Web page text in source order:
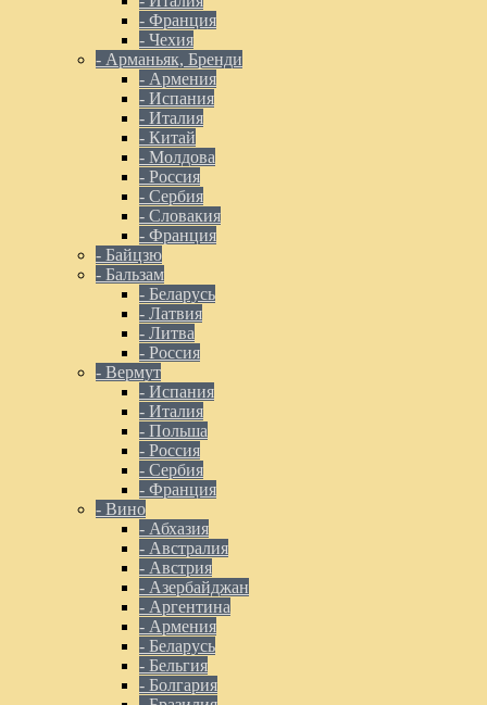
- Франция
- Чехия
- Арманьяк, Бренди
- Армения
- Испания
- Италия
- Китай
- Молдова
- Россия
- Сербия
- Словакия
- Франция
- Байцзю
- Бальзам
- Беларусь
- Латвия
- Литва
- Россия
- Вермут
- Испания
- Италия
- Польша
- Россия
- Сербия
- Франция
- Вино
- Абхазия
- Австралия
- Австрия
- Азербайджан
- Аргентина
- Армения
- Беларусь
- Бельгия
- Болгария